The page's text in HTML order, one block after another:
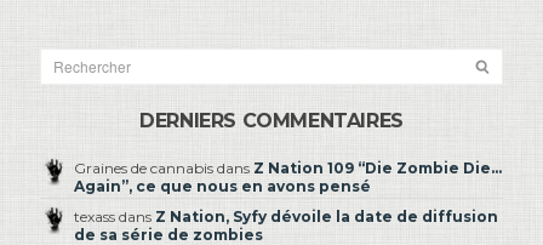
DERNIERS COMMENTAIRES
Graines de cannabis dans Z Nation 109 “Die Zombie Die…
Again”, ce que nous en avons pensé
texass dans Z Nation, Syfy dévoile la date de diffusion
de sa série de zombies